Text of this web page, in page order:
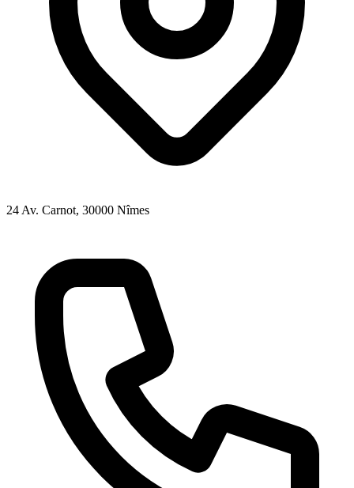
24 Av. Carnot, 30000 Nîmes